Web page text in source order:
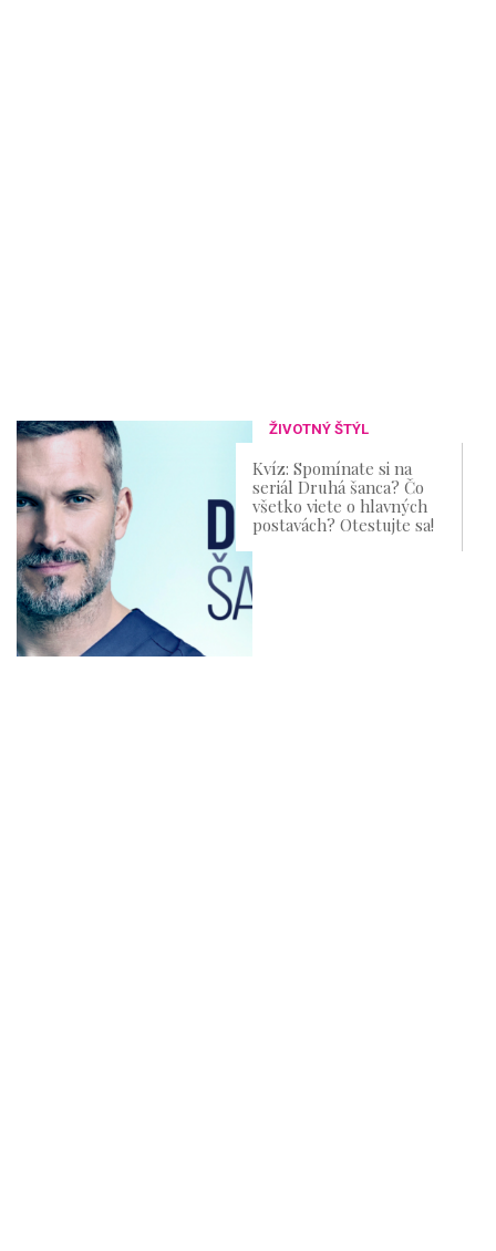
ŽIVOTNÝ ŠTÝL
Kvíz: Spomínate si na
seriál Druhá šanca? Čo
všetko viete o hlavných
postavách? Otestujte sa!